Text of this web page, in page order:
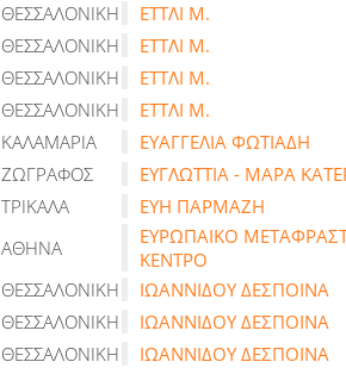
ΘΕΣΣΑΛΟΝΙΚΗ
ΕΤΤΛΙ Μ.
ΘΕΣΣΑΛΟΝΙΚΗ
ΕΤΤΛΙ Μ.
ΘΕΣΣΑΛΟΝΙΚΗ
ΕΤΤΛΙ Μ.
ΘΕΣΣΑΛΟΝΙΚΗ
ΕΤΤΛΙ Μ.
ΚΑΛΑΜΑΡΙΑ
ΕΥΑΓΓΕΛΙΑ ΦΩΤΙΑΔΗ
ΖΩΓΡΑΦΟΣ
ΕΥΓΛΩΤΤΙΑ - ΜΑΡΑ
ΤΡΙΚΑΛΑ
ΕΥΗ ΠΑΡΜΑΖΗ
ΑΘΗΝΑ
ΕΥΡΩΠΑΙΚΟ
ΚΕΝΤΡΟ
ΘΕΣΣΑΛΟΝΙΚΗ
ΙΩΑΝΝΙΔΟΥ ΔΕΣΠΟΙΝΑ
ΘΕΣΣΑΛΟΝΙΚΗ
ΙΩΑΝΝΙΔΟΥ ΔΕΣΠΟΙΝΑ
ΘΕΣΣΑΛΟΝΙΚΗ
ΙΩΑΝΝΙΔΟΥ ΔΕΣΠΟΙΝΑ